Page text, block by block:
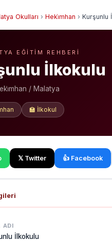
Okulları › Heki̇mhan › Kurşunlu
EĞITIM REHBERI
İlkokulu
/ Malatya
🏫 İlkokul
𝕏 Twitter 👍 Facebook
ADI
İlkokulu